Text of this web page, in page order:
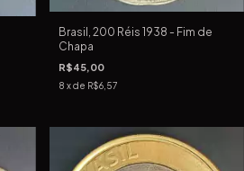
Brasil, 200 Réis 1938 - Fim de
Chapa
R$45,00
8 x de R$6,57